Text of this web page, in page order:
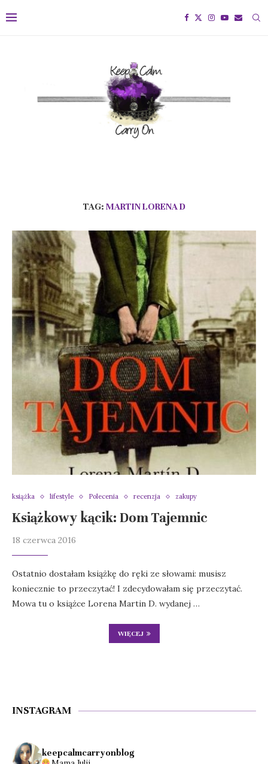
TAG: MARTIN LORENA D
książka lifestyle Polecenia recenzja zakupy
Książkowy kącik: Dom Tajemnic
18 czerwca 2016
Ostatnio dostałam książkę do ręki ze słowami: musisz
koniecznie to przeczytać! I zdecydowałam się przeczytać.
Mowa tu o książce Lorena Martin D. wydanej …
WIĘCEJ
INSTAGRAM
keepcalmcarryonblog